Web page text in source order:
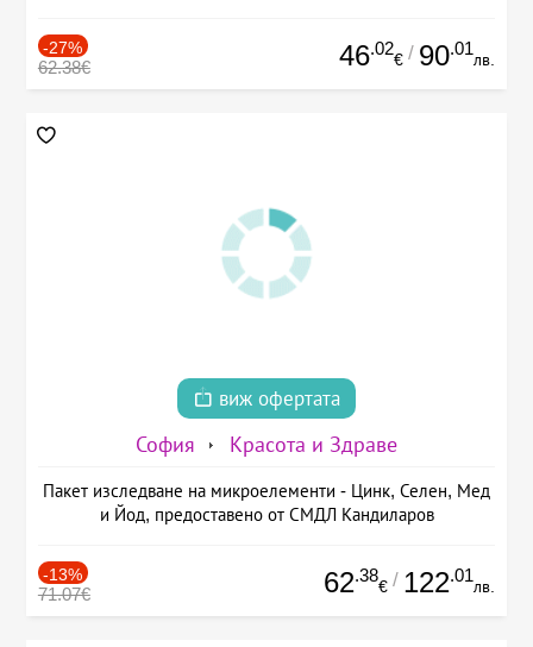
-27%
62.38€ 46.02
€ / 90.01
лв.
виж офертата
София Красота и Здраве
Пакет изследване на микроелементи - Цинк, Селен, Мед
и Йод, предоставено от СМДЛ Кандиларов
-13%
71.07€ 62.38
€ / 122.01
лв.